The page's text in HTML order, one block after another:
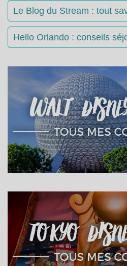
Le Blog du Stream : tout
Hello Orlando : conseils